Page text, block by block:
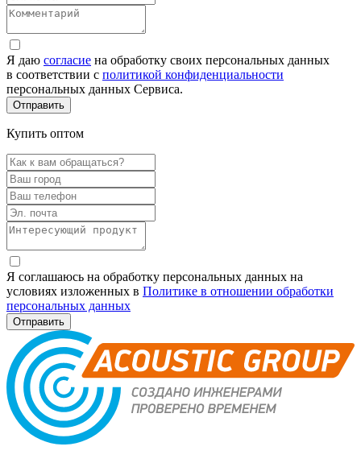
Я даю согласие на обработку своих персональных данных
в соответствии с политикой конфиденциальности
персональных данных Сервиса.
Купить оптом
Я соглашаюсь на обработку персональных данных на
условиях изложенных в Политике в отношении обработки
персональных данных